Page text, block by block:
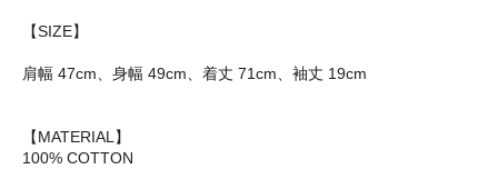
【SIZE】
肩幅 47cm、身幅 49cm、着丈 71cm、袖丈 19cm
【MATERIAL】
100% COTTON